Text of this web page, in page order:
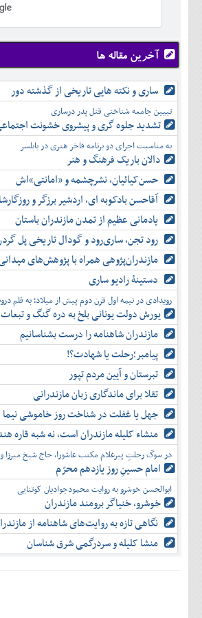
دی
بهمن
اسفند
آبان
آذر
دی
بهمن
اسفند
شهريور
مهر
آبان
آذر
دی
بهمن
اسفند
تير
مرداد
شهريور
مهر
آبان
آذر
دی
بهمن
اسفند
آخرین مقاله ها
ساری و نکته هایی تاریخی از گذشته دور
تبیین جامعه شناختی قتل پدر درساری
تشدید جلوه‌ گری و پیشروی خشونت
به مناسبت اجرای دو برنامه فاخر هنری در بابلسر
دالان باریک فرهنگ و هنر
حسن‌کیائیان، نشرچشمه و «امانتی»اش
آقاحسن بادکوبه ای، اردشیر برزگر و
یادمانی عظیم از تمدن مازندران باستان
رود تجن، ساری‌رود و گودال تاریخی پل
مازندران‌پژوهی همراه با پژوهش‌های
دستینۀ رادیو ساری
رویدادی در نیمه اول قرن دوم پیش از میلاد؛ به قلم
یورش دولت یونانی بلخ به دره گنگ و
مازندران شاهنامه را درست بشناسانیم
پیامبر؛رحلت یا شهادت؟!
تبرستان و آیین مردم تپور
تقلا برای ماندگاری زبان مازندرانی
جهل یا غفلت در شناخت روز خاموشی نیما
منشاء کلیله مازندران است، نه شبه قاره
در سوگ رحلتِ پیرغلام مکتب عاشورا، حاج شیخ میرزا
امام حسینِ روز یازدهم محرّم
ابوالحسن خوشرو به روایت محمودجوادیان کوتنایی
خوشرو، خنياگر برومند مازندران
نگاهی تازه به روایت‌های شاهنامه از
منشا کلیله و سردرگمی شرق شناسان